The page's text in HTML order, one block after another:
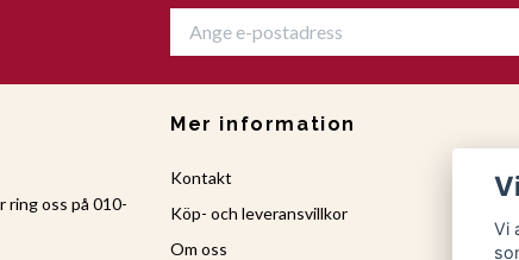
ring oss på 010-
Mer information
Kontakt
Köp- och leveransvillkor
Om oss
Vi